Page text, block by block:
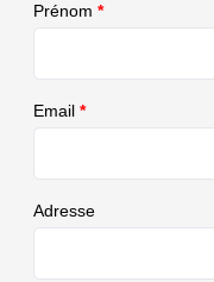
Prénom *
Email *
Adresse